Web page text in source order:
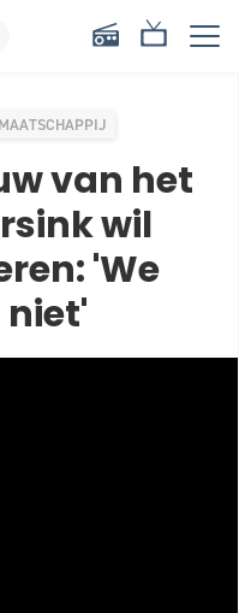
MAATSCHAPPIJ
van het
wil
'We
niet'